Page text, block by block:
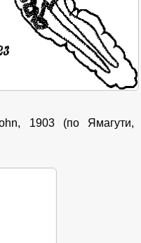
1903 (по Ямагути,